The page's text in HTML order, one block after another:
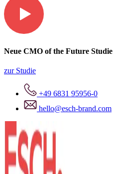
Neue CMO of the Future Studie
zur Studie
+49 6831 95956-0
hello@esch-brand.com